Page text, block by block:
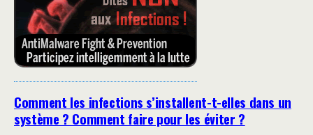
Comment les infections s’installent-t-elles dans un
système ? Comment faire pour les éviter ?